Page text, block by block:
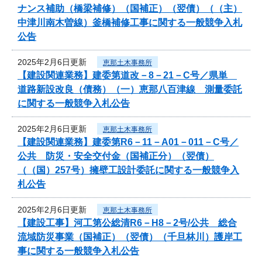
ナンス補助（橋梁補修）（国補正）（翌債）（（主）
中津川南木曽線）釜橋補修工事に関する一般競争入札
公告
2025年2月6日更新 恵那土木事務所
【建設関連業務】建委第道改－8－21－C号／県単
道路新設改良（債務）（一）恵那八百津線 測量委託
に関する一般競争入札公告
2025年2月6日更新 恵那土木事務所
【建設関連業務】建委第R6－11－A01－011－C号／
公共 防災・安全交付金（国補正分）（翌債）
（（国）257号）擁壁工設計委託に関する一般競争入
札公告
2025年2月6日更新 恵那土木事務所
【建設工事】河工第公総清R6－H8－2号/公共 総合
流域防災事業（国補正）（翌債）（千旦林川）護岸工
事に関する一般競争入札公告